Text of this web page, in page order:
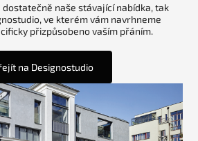
dostatečně naše stávající nabídka, tak
ve kterém vám navrhneme
přizpůsobeno vaším přáním.
na Designostudio